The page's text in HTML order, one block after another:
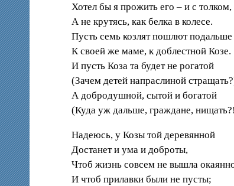
Хотел бы я прожить его – и с толком,
А не крутясь, как белка в колесе.
Пусть семь козлят пошлют подальше
К своей же маме, к доблестной Козе.
И пусть Коза та будет не рогатой
(Зачем детей напраслиной
А добродушной, сытой и богатой
(Куда уж дальше, граждане,
Надеюсь, у Козы той деревянной
Достанет и ума и доброты,
Чтоб жизнь совсем не вышла
И чтоб прилавки были не пусты;